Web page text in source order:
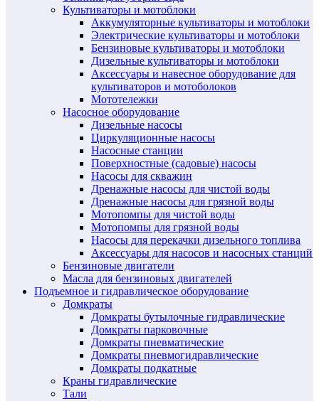
Культиваторы и мотоблоки
Аккумуляторные культиваторы и мотоблоки
Электрические культиваторы и мотоблоки
Бензиновые культиваторы и мотоблоки
Дизельные культиваторы и мотоблоки
Аксессуары и навесное оборудование для
культиваторов и мотоболоков
Мототележки
Насосное оборудование
Дизельные насосы
Циркуляционные насосы
Насосные станции
Поверхностные (садовые) насосы
Насосы для скважин
Дренажные насосы для чистой воды
Дренажные насосы для грязной воды
Мотопомпы для чистой воды
Мотопомпы для грязной воды
Насосы для перекачки дизельного топлива
Аксессуары для насосов и насосных станций
Бензиновые двигатели
Масла для бензиновых двигателей
Подъемное и гидравлическое оборудование
Домкраты
Домкраты бутылочные гидравлические
Домкраты парковочные
Домкраты пневматические
Домкраты пневмогидравлические
Домкраты подкатные
Краны гидравлические
Тали